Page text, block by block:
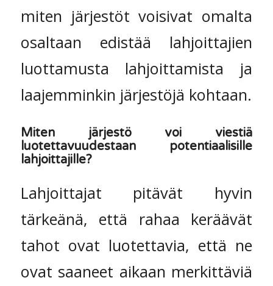
miten järjestöt voisivat omalta
osaltaan edistää lahjoittajien
luottamusta lahjoittamista ja
laajemminkin järjestöjä kohtaan.
Miten järjestö voi viestiä
luotettavuudestaan potentiaalisille
lahjoittajille?
Lahjoittajat pitävät hyvin
tärkeänä, että rahaa keräävät
tahot ovat luotettavia, että ne
ovat saaneet aikaan merkittäviä